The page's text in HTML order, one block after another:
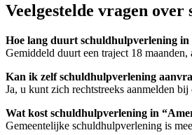
Veelgestelde vragen
Hoe lang duurt schuldhulpverlening in
Gemiddeld duurt een traject 18
Kan ik zelf schuldhulpverlening
Ja, u kunt zich rechtstreeks aanmelden bij
Wat kost schuldhulpverlening in
Gemeentelijke schuldhulpverlening is